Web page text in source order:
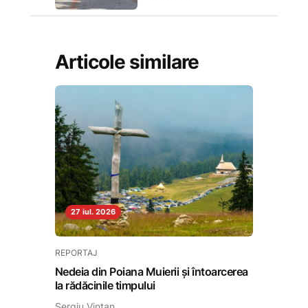
Articole similare
27 iul. 2026
REPORTAJ
Nedeia din Poiana Muierii și întoarcerea
la rădăcinile timpului